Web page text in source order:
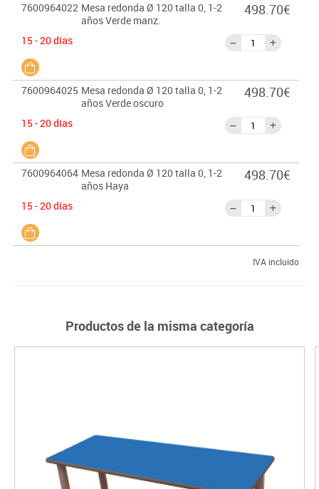
7600964022 Mesa redonda Ø 120 talla 0, 1-2
años Verde manz.
15 - 20 días
498.70€
7600964025 Mesa redonda Ø 120 talla 0, 1-2
años Verde oscuro
15 - 20 días
498.70€
7600964064 Mesa redonda Ø 120 talla 0, 1-2
años Haya
15 - 20 días
498.70€
IVA incluido
Productos de la misma categoría